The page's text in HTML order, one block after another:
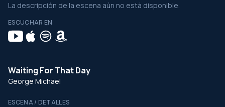
La descripción de la escena aún no está disponible.
ESCUCHAR EN
Waiting For That Day
George Michael
ESCENA / DETALLES